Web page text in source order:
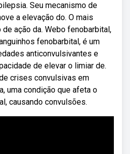
Seu mecanismo de
a elevação do. O mais
ação da. Webo fenobarbital,
fenobarbital, é um
anticonvulsivantes e
de elevar o limiar de.
crises convulsivas em
uma condição que afeta o
causando convulsões.